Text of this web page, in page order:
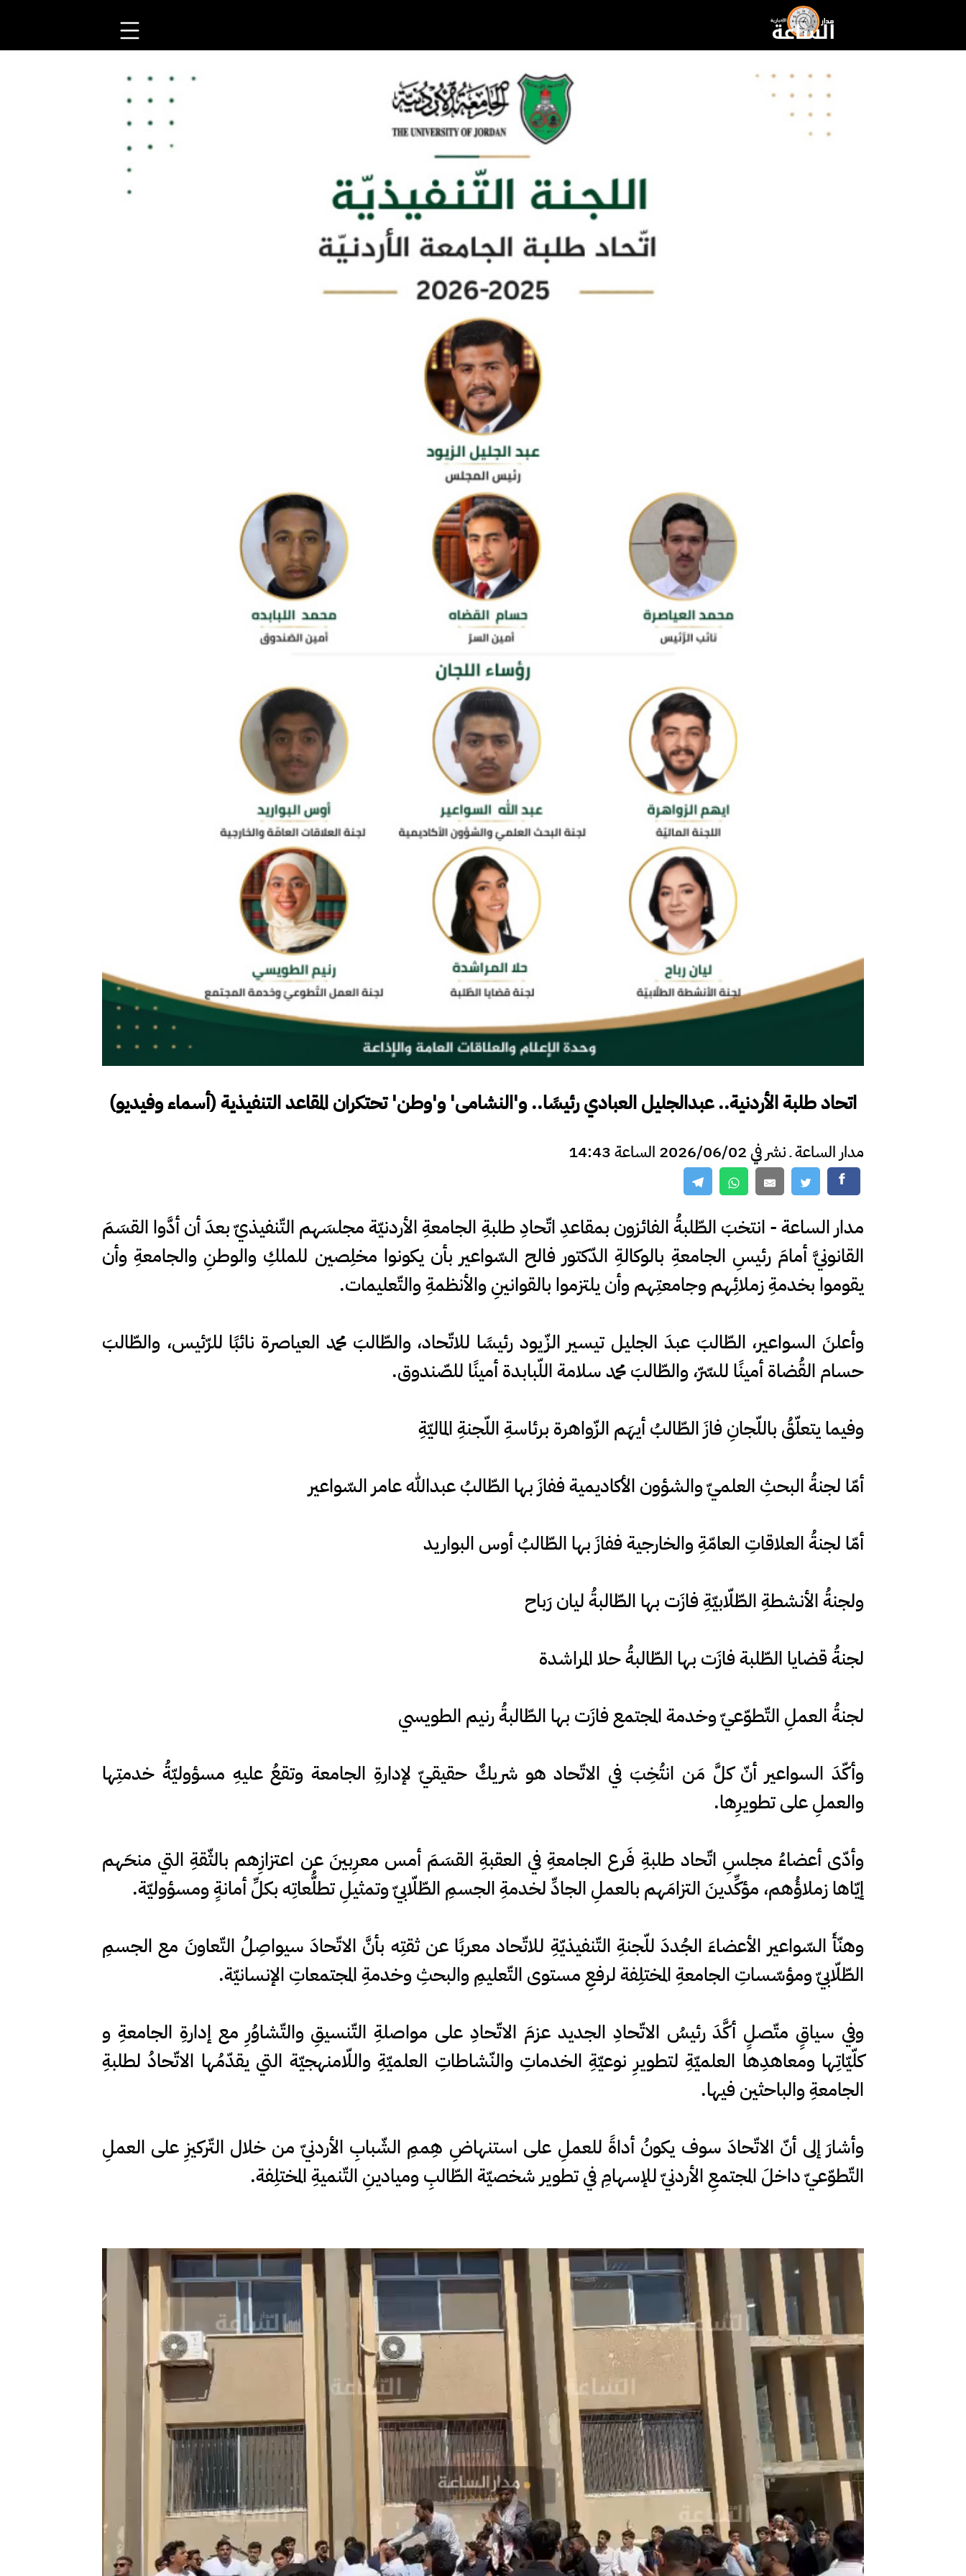
اتحاد طلبة الأردنية.. عبدالجليل العبادي رئيسًا.. و'النشامى' و'وطن' تحتكران المقاعد التنفيذية (أسماء وفيديو)
مدار الساعة ـ نشر في 2026/06/02 الساعة 14:43
مدار الساعة - انتخبَ الطّلبةُ الفائزون بمقاعدِ اتّحادِ طلبةِ الجامعةِ الأردنيّة مجلسَهم التّنفيذيّ بعدَ أن أدَّوا القسَمَ
القانونيَّ أمامَ رئيسِ الجامعةِ بالوكالةِ الدّكتور فالح السّواعير بأن يكونوا مخلِصين للملكِ والوطنِ والجامعةِ وأن
يقوموا بخدمةِ زملائِهم وجامعتِهم وأن يلتزموا بالقوانينِ والأنظمةِ والتّعليمات.
وأعلنَ السواعير، الطّالبَ عبدَ الجليل تيسير الزّيود رئيسًا للاتّحاد، والطّالبَ محمد العياصرة نائبًا للرّئيس، والطّالبَ
حسام القُضاة أمينًا للسّرّ، والطّالبَ محمد سلامة اللّبابدة أمينًا للصّندوق.
وفيما يتعلّقُ باللّجانِ فازَ الطّالبُ أيهَم الزّواهرة برئاسةِ اللّجنةِ الماليّةِ
أمّا لجنةُ البحثِ العلميّ والشؤون الأكاديمية ففازَ بها الطّالبُ عبدالله عامر السّواعير
أمّا لجنةُ العلاقاتِ العامّةِ والخارجية ففازَ بها الطّالبُ أوس البواريد
ولجنةُ الأنشطةِ الطّلّابيّةِ فازَت بها الطّالبةُ ليان رَباح
لجنةُ قضايا الطّلبة فازَت بها الطّالبةُ حلا المراشدة
لجنةُ العملِ التّطوّعيّ وخدمة المجتمع فازَت بها الطّالبةُ رنيم الطويسي
وأكّدَ السواعير أنّ كلَّ مَن انتُخِبَ في الاتّحاد هو شريكٌ حقيقيّ لإدارةِ الجامعة وتقعُ عليهِ مسؤوليّةُ خدمتِها
والعملِ على تطويرِها.
وأدّى أعضاءُ مجلسِ اتّحاد طلبةِ فَرع الجامعةِ في العقبةِ القسَمَ أمس معرِبينَ عن اعتزازِهم بالثّقةِ التي منحَهم
إيّاها زملاؤُهم، مؤكِّدينَ التزامَهم بالعملِ الجادِّ لخدمةِ الجسمِ الطّلّابيّ وتمثيلِ تطلُّعاتِه بكلِّ أمانةٍ ومسؤوليّة.
وهنّأَ السّواعير الأعضاءَ الجُددَ للّجنةِ التّنفيذيّةِ للاتّحاد معربًا عن ثقتِه بأنَّ الاتّحادَ سيواصِلُ التّعاونَ مع الجسمِ
الطّلّابيّ ومؤسّساتِ الجامعةِ المختلِفة لرفعِ مستوى التّعليمِ والبحثِ وخدمةِ المجتمعاتِ الإنسانيّة.
وفي سياقٍ متّصلٍ أكَّدَ رئيسُ الاتّحادِ الجديد عزمَ الاتّحادِ على مواصلةِ التّنسيقِ والتّشاوُرِ مع إدارةِ الجامعةِ و
كلّيّاتِها ومعاهدِها العلميّةِ لتطويرِ نوعيّةِ الخدماتِ والنّشاطاتِ العلميّةِ واللّامنهجيّة التي يقدّمُها الاتّحادُ لطلبةِ
الجامعةِ والباحثين فيها.
وأشارَ إلى أنّ الاتّحادَ سوف يكونُ أداةً للعملِ على استنهاضِ هِممِ الشّبابِ الأردنيّ من خلال التّركيزِ على العملِ
التّطوّعيّ داخلَ المجتمعِ الأردنيّ للإسهامِ في تطوير شخصيّة الطّالبِ وميادينِ التّنميةِ المختلِفة.